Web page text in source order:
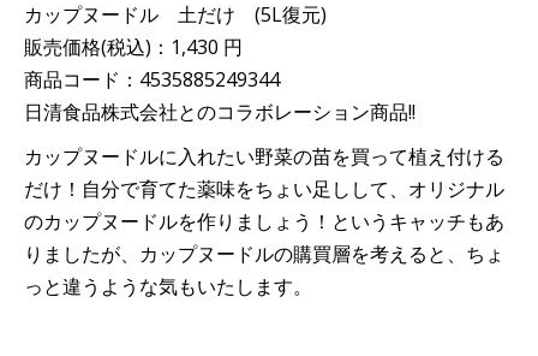
カップヌードル 土だけ (5L復元)
販売価格(税込)：1,430 円
商品コード：4535885249344
日清食品株式会社とのコラボレーション商品!!
カップヌードルに入れたい野菜の苗を買って植え付ける
だけ！自分で育てた薬味をちょい足しして、オリジナル
のカップヌードルを作りましょう！というキャッチもあ
りましたが、カップヌードルの購買層を考えると、ちょ
っと違うような気もいたします。